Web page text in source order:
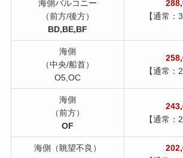
海側バルコニー
（前方/後方）
BD,BE,BF
【通常：
海側
（中央/船首）
O5,OC
【通常：
海側
（前方）
OF
【通常：
海側（眺望不良）